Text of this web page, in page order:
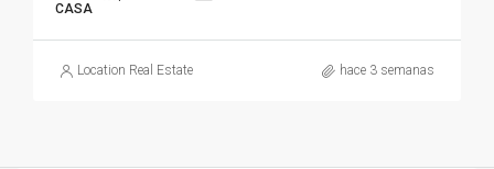
CASA
Location Real Estate hace 3 semanas